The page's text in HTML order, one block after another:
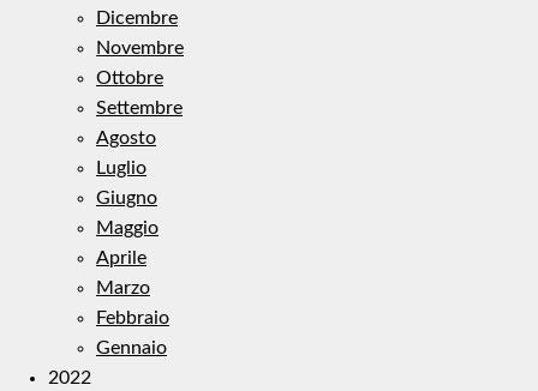
Dicembre
Novembre
Ottobre
Settembre
Agosto
Luglio
Giugno
Maggio
Aprile
Marzo
Febbraio
Gennaio
2022